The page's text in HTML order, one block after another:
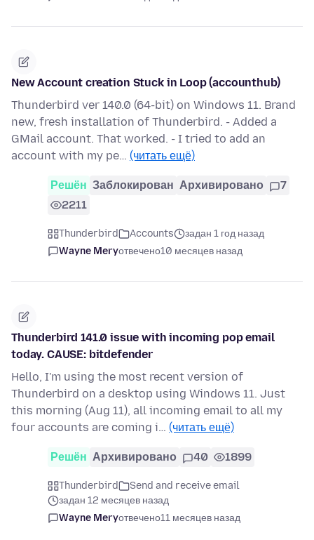
New Account creation Stuck in Loop (accounthub)
Thunderbird ver 140.0 (64-bit) on Windows 11. Brand
new, fresh installation of Thunderbird. - Added a
GMail account. That worked. - I tried to add an
account with my pe… (читать ещё)
Решён Заблокирован Архивировано
7
2211
Thunderbird Accounts
задан 1 год назад
Wayne Meryотвечено10 месяцев назад
Thunderbird 141.0 issue with incoming pop email
today. CAUSE: bitdefender
Hello, I'm using the most recent version of
Thunderbird on a desktop using Windows 11. Just
this morning (Aug 11), all incoming email to all my
four accounts are coming i… (читать ещё)
Решён Архивировано 40 1899
Thunderbird
Send and receive email
задан 12 месяцев назад
Wayne Meryотвечено11 месяцев назад